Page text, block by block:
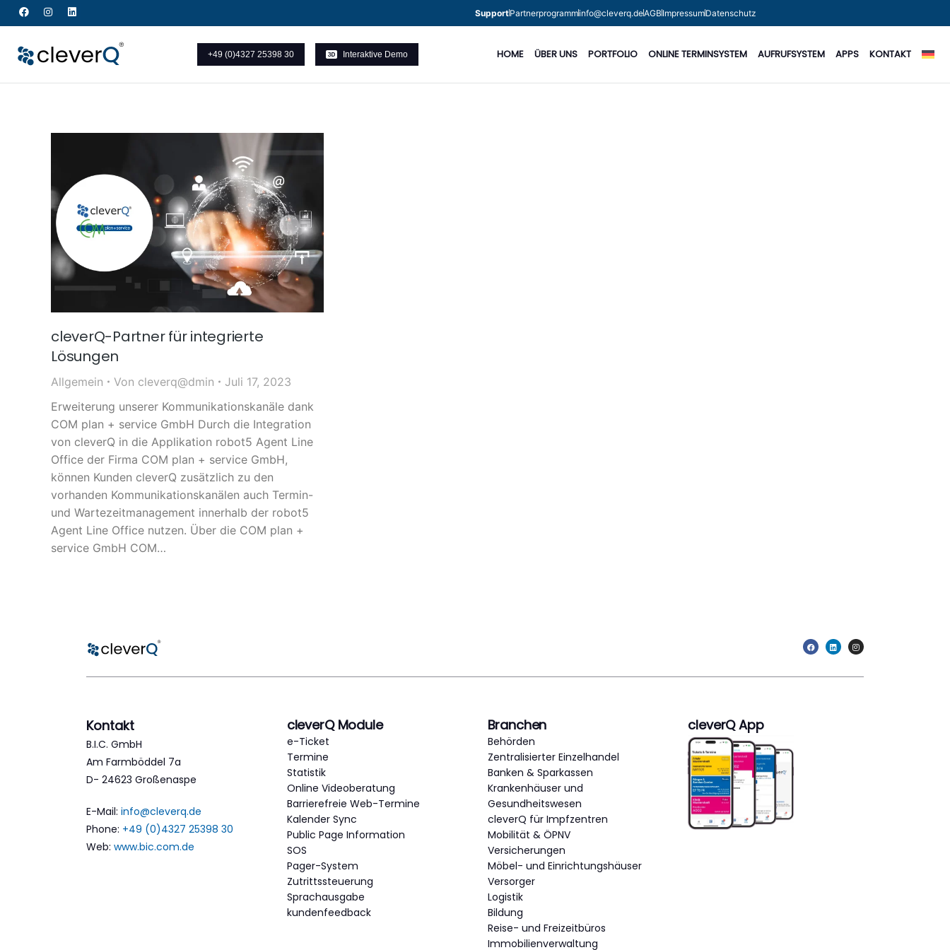
SupportPartnerprogramminfo@cleverq.deAGB ImpressumDatenschutz
+49 (0)4327 25398 30 Interaktive Demo HOME ÜBER UNS PORTFOLIO ONLINE TERMINSYSTEM AUFRUFSYSTEM APPS KONTAKT
cleverQ-Partner für integrierte
Lösungen
Allgemein Von cleverq@dmin
Juli 17, 2023
Erweiterung unserer Kommunikationskanäle dank
COM plan + service GmbH Durch die Integration
von cleverQ in die Applikation robot5 Agent Line
Office der Firma COM plan + service GmbH,
können Kunden cleverQ zusätzlich zu den
vorhanden Kommunikationskanälen auch Termin-
und Wartezeitmanagement innerhalb der robot5
Agent Line Office nutzen. Über die COM plan +
service GmbH COM…
Kontakt
B.I.C. GmbH
Am Farmböddel 7a
D- 24623 Großenaspe
E-Mail: info@cleverq.de
Phone: +49 (0)4327 25398 30
Web: www.bic.com.de
cleverQ Module
e-Ticket
Termine
Statistik
Online Videoberatung
Barrierefreie Web-Termine
Kalender Sync
Public Page Information
SOS
Pager-System
Zutrittssteuerung
Sprachausgabe
kundenfeedback
Branchen
Behörden
Zentralisierter Einzelhandel
Banken & Sparkassen
Krankenhäuser und
Gesundheitswesen
cleverQ für Impfzentren
Mobilität & ÖPNV
Versicherungen
Möbel- und Einrichtungshäuser
Versorger
Logistik
Bildung
Reise- und Freizeitbüros
Immobilienverwaltung
cleverQ App